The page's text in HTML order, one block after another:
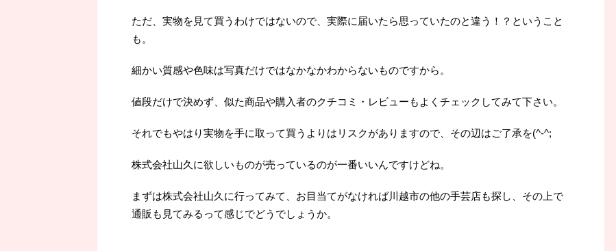
ただ、実物を見て買うわけではないので、実際に届いたら思っていたのと違う！？ということ
も。
細かい質感や色味は写真だけではなかなかわからないものですから。
値段だけで決めず、似た商品や購入者のクチコミ・レビューもよくチェックしてみて下さい。
それでもやはり実物を手に取って買うよりはリスクがありますので、その辺はご了承を(^-^;
株式会社山久に欲しいものが売っているのが一番いいんですけどね。
まずは株式会社山久に行ってみて、お目当てがなければ川越市の他の手芸店も探し、その上で
通販も見てみるって感じでどうでしょうか。